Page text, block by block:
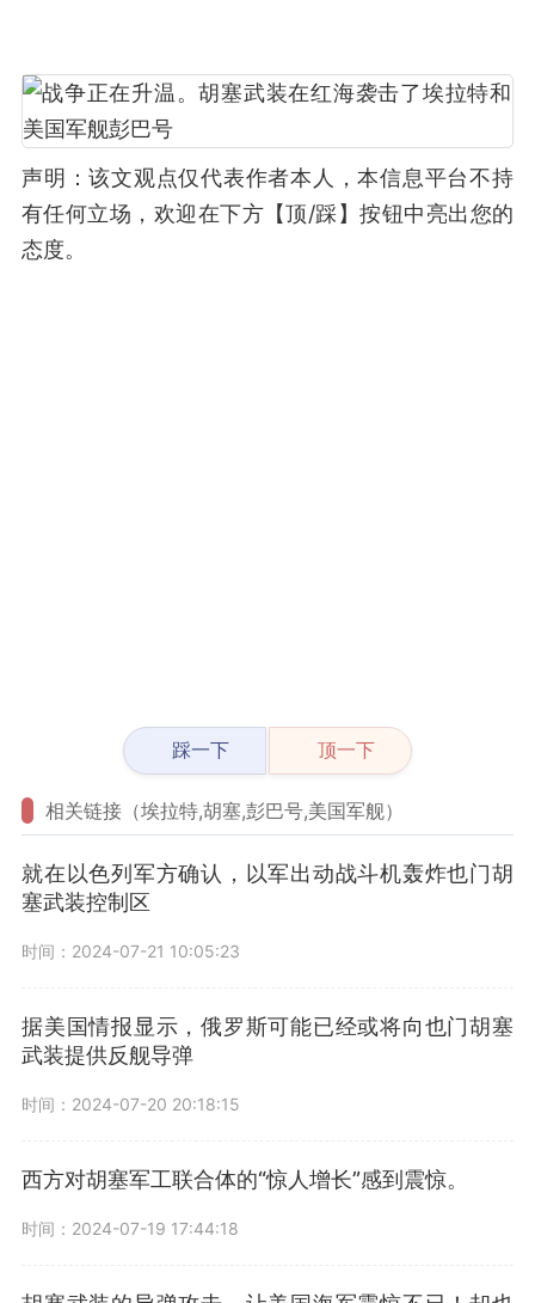
声明：该文观点仅代表作者本人，本信息平台不持
有任何立场，欢迎在下方【顶/踩】按钮中亮出您的
态度。
踩一下 顶一下
相关链接（埃拉特,胡塞,彭巴号,美国军舰）
就在以色列军方确认，以军出动战斗机轰炸也门胡
塞武装控制区
时间：2024-07-21 10:05:23
据美国情报显示，俄罗斯可能已经或将向也门胡塞
武装提供反舰导弹
时间：2024-07-20 20:18:15
西方对胡塞军工联合体的“惊人增长”感到震惊。
时间：2024-07-19 17:44:18